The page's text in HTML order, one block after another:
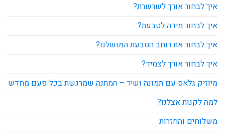
איך לבחור אורך לשרשרת?
איך לבחור מידה לטבעת?
איך לבחור את רוחב הטבעת המושלם?
איך לבחור אורך לצמיד?
מיוזיק גלאס עם תמונה ושיר – המתנה שמרגשת בכל פעם מחדש
למה לקנות אצלנו?
משלוחים והחזרות